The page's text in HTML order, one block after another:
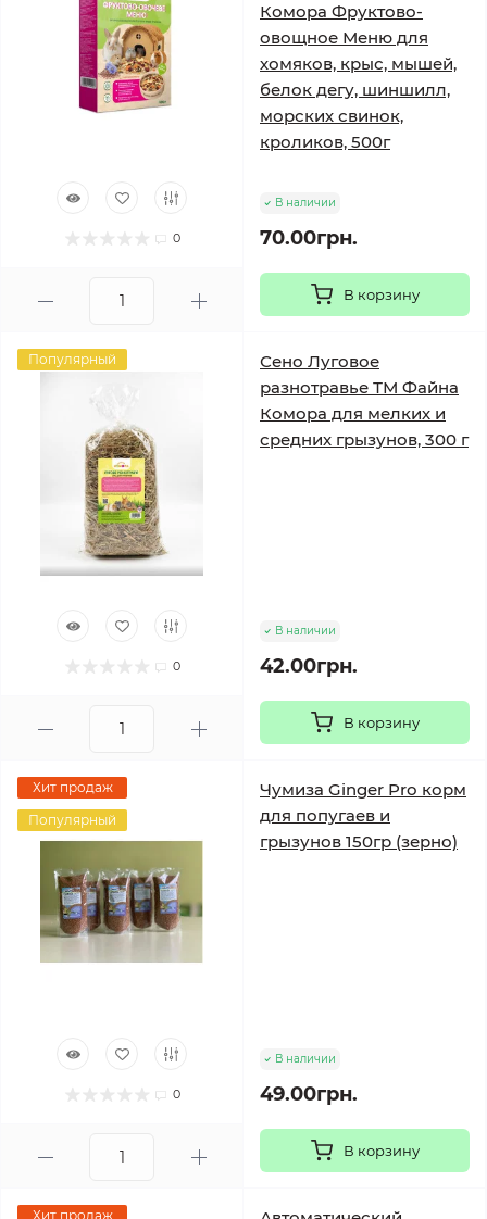
0
Комора Фруктово-
овощное Меню для
хомяков, крыс, мышей,
белок дегу, шиншилл,
морских свинок,
кроликов, 500г
В наличии
70.00грн.
В корзину
Популярный
0
Сено Луговое
разнотравье ТМ Файна
Комора для мелких и
средних грызунов, 300 г
В наличии
42.00грн.
В корзину
Хит продаж
Популярный
0
Чумиза Ginger Pro корм
для попугаев и
грызунов 150гр (зерно)
В наличии
49.00грн.
В корзину
Хит продаж